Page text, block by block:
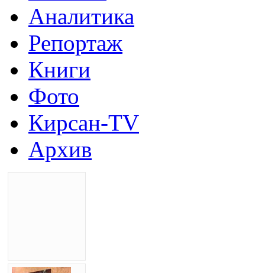
Аналитика
Репортаж
Книги
Фото
Кирсан-TV
Архив